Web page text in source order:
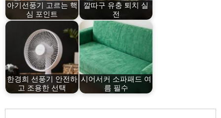
아기선풍기 고르는 핵
심 포인트
깔따구 유충 퇴치 실
전
한경희 선풍기 안전하
고 조용한 선택
시어서커 소파패드 여
름 필수